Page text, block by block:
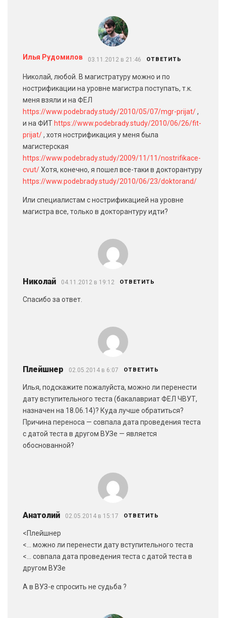
Илья Рудомилов 03.11.2012 в 21:46 ОТВЕТИТЬ
Николай, любой. В магистратуру можно и по
нострификации на уровне магистра поступать, т.к.
меня взяли и на ФЕЛ
https://www.podebrady.study/2010/05/07/mgr-prijat/,
и на ФИТ https://www.podebrady.study/2010/06/26/fit-
prijat/, хотя нострификация у меня была
магистерская
https://www.podebrady.study/2009/11/11/nostrifikace-
cvut/Хотя, конечно, я пошел все-таки в докторантуру
https://www.podebrady.study/2010/06/23/doktorand/
Или специалистам с нострификацией на уровне
магистра все, только в докторантуру идти?
Николай 04.11.2012 в 19:12 ОТВЕТИТЬ
Спасибо за ответ.
Плейшнер 02.05.2014 в 6:07 ОТВЕТИТЬ
Илья, подскажите пожалуйста, можно ли перенести
дату вступительного теста (бакалавриат ФЕЛ ЧВУТ,
назначен на 18.06.14)? Куда лучше обратиться?
Причина переноса — совпала дата проведения теста
с датой теста в другом ВУЗе — является
обоснованной?
Анатолий 02.05.2014 в 15:17 ОТВЕТИТЬ
<Плейшнер
<… можно ли перенести дату вступительного теста
<… совпала дата проведения теста с датой теста в
другом ВУЗе
А в ВУЗ-е спросить не судьба ?